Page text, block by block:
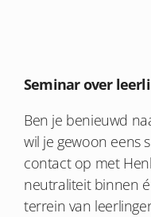
Seminar over
Ben je benieuwd
wil je gewoon eens
contact op met
neutraliteit binnen
terrein van